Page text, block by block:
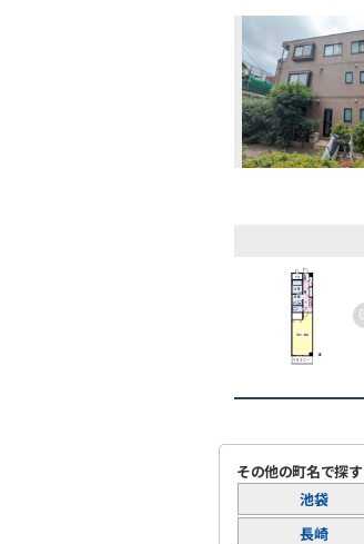
その他の町名で探す
池袋
長崎